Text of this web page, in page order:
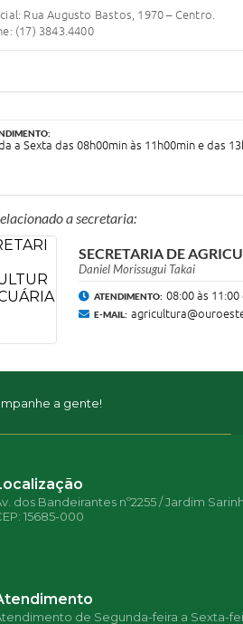
Rua Augusto Bastos, 1970 – Centro.
(17) 3843.4400
a Sexta das 08h00min às 11h00min e das
a secretaria:
SECRETARIA DE
Daniel Morissugui Takai
ATENDIMENTO: 08:00 às 11:00
E-MAIL:
a gente!
dos Bandeirantes nº2255 / Jardim
15685-000
de Segunda-feira a Sexta-